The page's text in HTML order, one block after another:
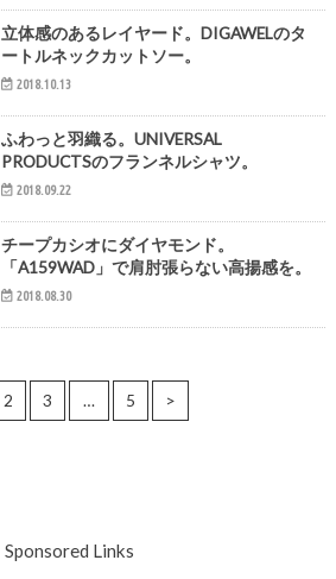
立体感のあるレイヤード。DIGAWELのタ
ートルネックカットソー。
2018.10.13
ふわっと羽織る。UNIVERSAL
PRODUCTSのフランネルシャツ。
2018.09.22
チープカシオにダイヤモンド。
「A159WAD」で肩肘張らない高揚感を。
2018.08.30
2 3 … 5 >
Sponsored Links